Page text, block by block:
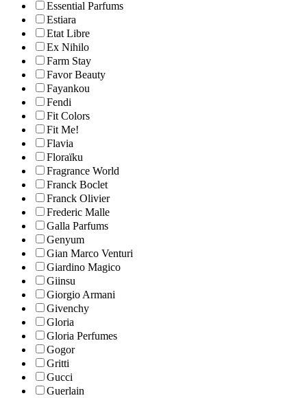
Essential Parfums
Estiara
Etat Libre
Ex Nihilo
Farm Stay
Favor Beauty
Fayankou
Fendi
Fit Colors
Fit Me!
Flavia
Floraïku
Fragrance World
Franck Boclet
Franck Olivier
Frederic Malle
Galla Parfums
Genyum
Gian Marco Venturi
Giardino Magico
Giinsu
Giorgio Armani
Givenchy
Gloria
Gloria Perfumes
Gogor
Gritti
Gucci
Guerlain